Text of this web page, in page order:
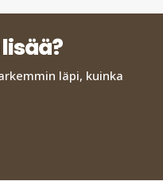
läpi, kuinka